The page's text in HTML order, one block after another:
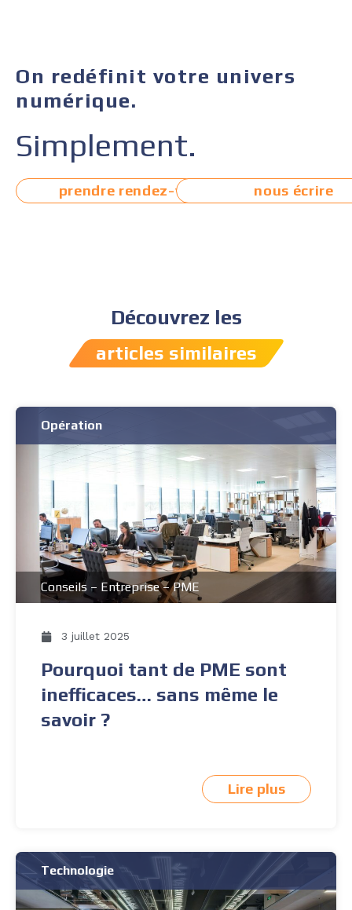
On redéfinit votre univers
numérique.
Simplement.
prendre rendez-vous nous écrire
Découvrez les
articles similaires
Opération
Conseils – Entreprise–PME
3 juillet 2025
Pourquoi tant de PME sont
inefficaces… sans même le
savoir ?
Lire plus
Technologie